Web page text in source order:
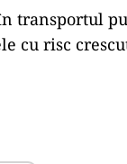
transportul
cu risc